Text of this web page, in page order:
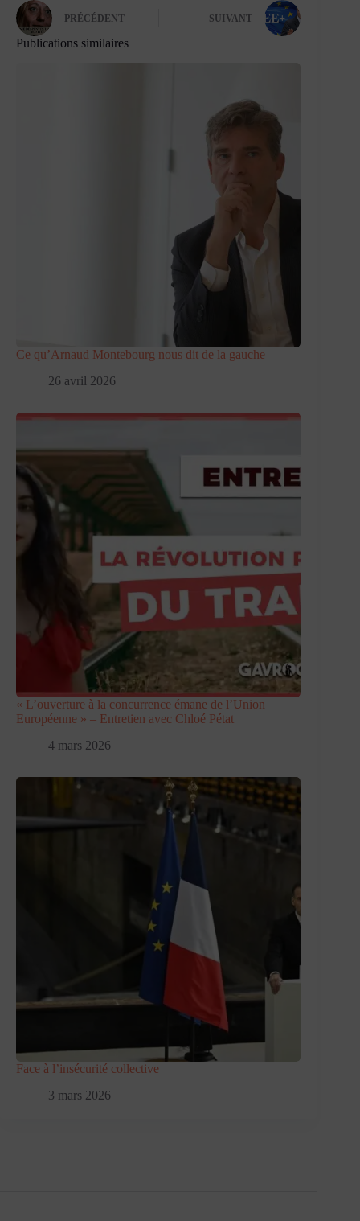
PRÉCÉDENT SUIVANT
Publications similaires
Ce qu’Arnaud Montebourg nous dit de la gauche
26 avril 2026
« L’ouverture à la concurrence émane de l’Union
Européenne » – Entretien avec Chloé Pétat
4 mars 2026
Face à l’insécurité collective
3 mars 2026